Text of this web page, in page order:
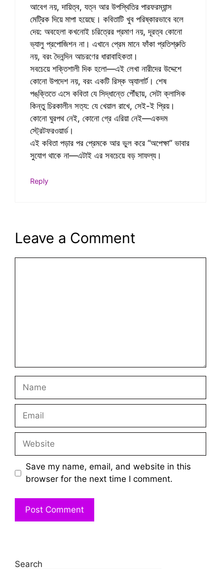
আবেগ নয়, দায়িত্ব, যত্ন আর উপস্থিতির পারফরম্যান্স
মেট্রিক দিয়ে মাপা হয়েছে। কবিতাটি খুব পরিষ্কারভাবে বলে
দেয়: অবহেলা কখনোই চরিত্রের প্রমাণ নয়, দূরত্ব কোনো
ভ্যালু প্রপোজিশন না। এখানে প্রেম মানে ফাঁকা প্রতিশ্রুতি
নয়, বরং দৈনন্দিন আচরণের ধারাবাহিকতা।
সবচেয়ে শক্তিশালী দিক হলো—এই লেখা নারীদের উদ্দেশে
কোনো উপদেশ নয়, বরং একটি রিস্ক অ্যালার্ট। শেষ
পঙ্‌ক্তিতে এসে কবিতা যে সিদ্ধান্তে পৌঁছায়, সেটা ক্লাসিক
কিন্তু চিরকালীন সত্য: যে খেয়াল রাখে, সেই-ই প্রিয়।
কোনো ঘুরপথ নেই, কোনো গ্রে এরিয়া নেই—একদম
স্ট্রেটফরওয়ার্ড।
এই কবিতা পড়ার পর প্রেমকে আর ভুল করে “অপেক্ষা” ভাবার
সুযোগ থাকে না—এটাই এর সবচেয়ে বড় সাফল্য।
Reply
Leave a Comment
Name
Email
Website
Save my name, email, and website in this
browser for the next time I comment.
Search